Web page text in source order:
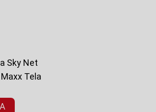
Sky Net
Tela